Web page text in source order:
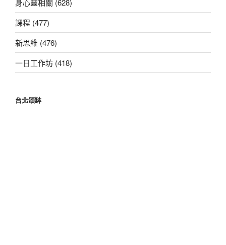
身心靈相關 (628)
課程 (477)
新思維 (476)
一日工作坊 (418)
台北頌缽